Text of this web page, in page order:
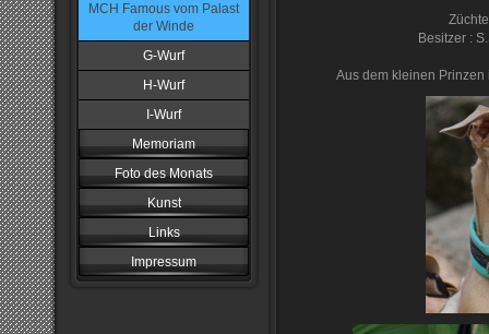
MCH Famous vom Palast
der Winde
G-Wurf
H-Wurf
I-Wurf
Memoriam
Foto des Monats
Kunst
Links
Impressum
Besitzer :
Aus dem kleinen